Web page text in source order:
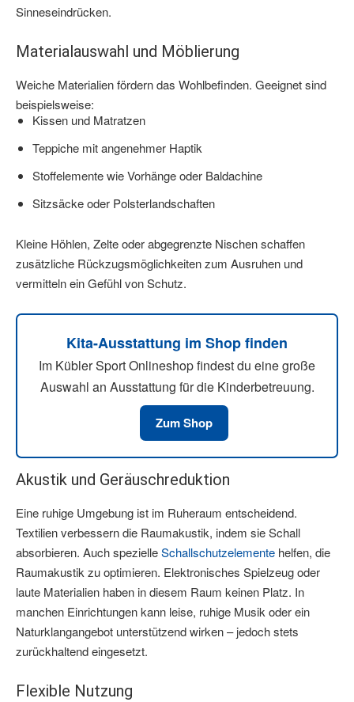
Sinneseindrücken.
Materialauswahl und Möblierung
Weiche Materialien fördern das Wohlbefinden. Geeignet sind
beispielsweise:
Kissen und Matratzen
Teppiche mit angenehmer Haptik
Stoffelemente wie Vorhänge oder Baldachine
Sitzsäcke oder Polsterlandschaften
Kleine Höhlen, Zelte oder abgegrenzte Nischen schaffen
zusätzliche Rückzugsmöglichkeiten zum Ausruhen und
vermitteln ein Gefühl von Schutz.
Kita-Ausstattung im Shop finden
Im Kübler Sport Onlineshop findest du eine große
Auswahl an Ausstattung für die Kinderbetreuung.
Zum Shop
Akustik und Geräuschreduktion
Eine ruhige Umgebung ist im Ruheraum entscheidend.
Textilien verbessern die Raumakustik, indem sie Schall
absorbieren. Auch spezielleSchallschutzelemente helfen, die
Raumakustik zu optimieren. Elektronisches Spielzeug oder
laute Materialien haben in diesem Raum keinen Platz. In
manchen Einrichtungen kann leise, ruhige Musik oder ein
Naturklangangebot unterstützend wirken – jedoch stets
zurückhaltend eingesetzt.
Flexible Nutzung